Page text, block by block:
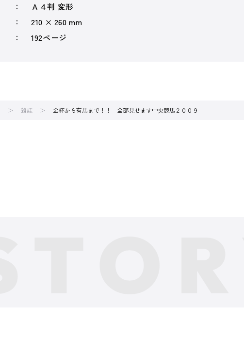
Ａ４判 変形
210 × 260 mm
192ページ
雑誌 金杯から有馬まで！！ 全部見せます中央競馬２００９